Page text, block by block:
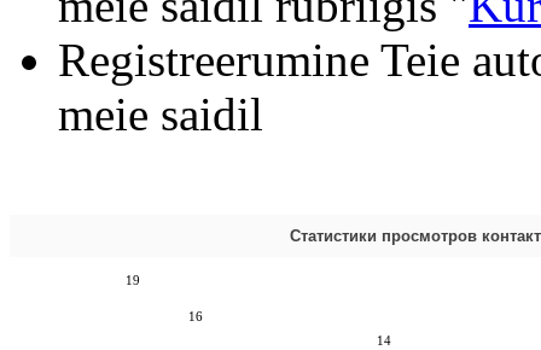
Registreerumine Teie
meie saidil
Статистики просмотров
19
16
14